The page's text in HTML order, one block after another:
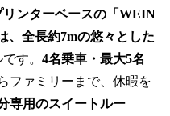
リンターベースの「WEIN
、全長約7mの悠々とした
す。 4名乗車・最大5名
ファミリーまで、休暇を
専用のスイートルー